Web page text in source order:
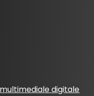
digitale